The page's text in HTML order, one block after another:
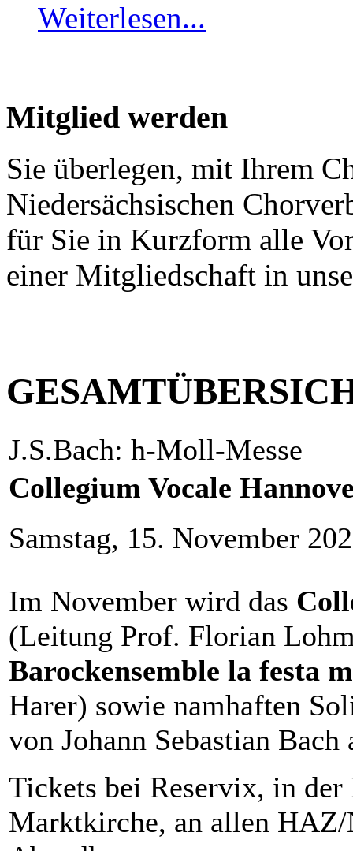
Weiterlesen...
Mitglied werden
Sie überlegen, mit Ihrem
Niedersächsischen
für Sie in Kurzform alle
einer Mitgliedschaft in
J.S.Bach: h-Moll-Messe
Collegium Vocale
Samstag, 15. November
Im November wird das
(Leitung Prof. Florian
Barockensemble la festa
Harer) sowie namhaften
von Johann Sebastian Bach
Tickets bei Reservix, in der
Marktkirche, an allen HAZ/